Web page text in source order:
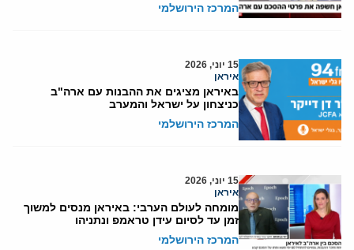
המרכז הירושלמי
15 יוני, 2026
איראן
באיראן מציגים את ההבנות עם ארה"ב
כניצחון על ישראל והמערב
המרכז הירושלמי
15 יוני, 2026
איראן
מומחה לעולם הערבי: באיראן מנסים למשוך
זמן עד לסיום עידן טראמפ ונתניהו
המרכז הירושלמי